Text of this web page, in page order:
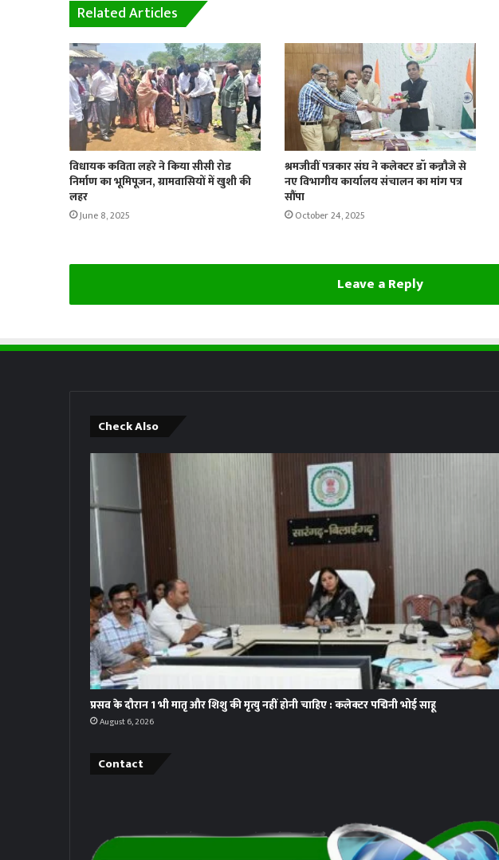
Related Articles
विधायक कविता लहरे ने किया सीसी रोड
निर्माण का भूमिपूजन, ग्रामवासियों में खुशी की
लहर
June 8, 2025
श्रमजीवीं पत्रकार संघ ने कलेक्टर डॉ कन्नौजे से
नए विभागीय कार्यालय संचालन का मांग पत्र
सौंपा
October 24, 2025
Leave a Reply
Check Also
प्रसव के दौरान 1 भी मातृ और शिशु की मृत्यु नहीं होनी चाहिए : कलेक्टर पद्मिनी भोई साहू
August 6, 2026
Contact